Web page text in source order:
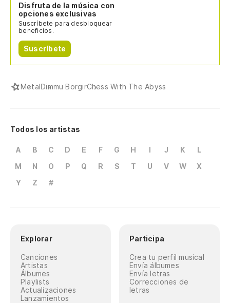
Disfruta de la música con
opciones exclusivas
Suscríbete para desbloquear
beneficios.
Suscríbete
MetalDimmu BorgirChess With The Abyss
Todos los artistas
A B C D E F G H I J K
L
M
N O P Q R S T U V W
X
Y
Z #
Explorar
Canciones
Artistas
Álbumes
Playlists
Actualizaciones
Lanzamientos
Participa
Crea tu perfil musical
Envía álbumes
Envía letras
Correcciones de
letras